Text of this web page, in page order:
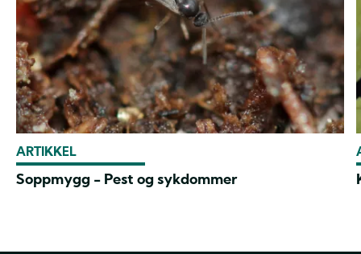
ARTIKKEL
Soppmygg - Pest og sykdommer